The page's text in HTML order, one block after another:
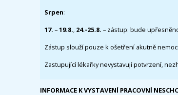
Srpen:
17. –19.8., 24.-25.8. – zástup: bude
Zástup slouží pouze k ošetření akutně
Zastupující lékařky nevystavují potvrzení,
INFORMACE K VYSTAVENÍ PRACOVNÍ